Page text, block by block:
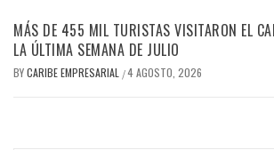
MÁS DE 455 MIL TURISTAS VISITARON EL
LA ÚLTIMA SEMANA DE JULIO
BYCARIBE EMPRESARIAL /4 AGOSTO, 2026